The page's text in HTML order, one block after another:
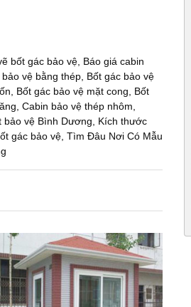
bốt gác bảo vệ Báo giá cabin
bảo vệ bằng thép Bốt gác bảo vệ
Bốt gác bảo vệ mặt cong
Bốt
Cabin bảo vệ thép nhôm
bảo vệ Bình Dương
Kích thước
gác bảo vệ Tìm Đâu Nơi Có Mẫu